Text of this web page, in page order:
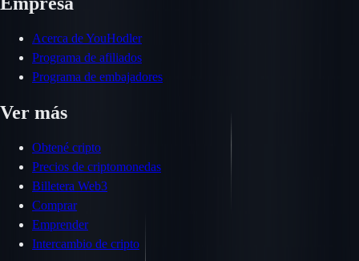
Acerca de YouHodler
Programa de afiliados
Programa de embajadores
Ver más
Obtené cripto
Precios de criptomonedas
Billetera Web3
Comprar
Emprender
Intercambio de cripto